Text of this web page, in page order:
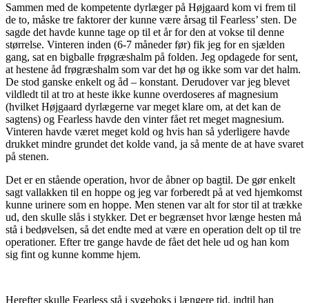
Sammen med de kompetente dyrlæger på Højgaard kom vi frem til
de to, måske tre faktorer der kunne være årsag til Fearless’ sten. De
sagde det havde kunne tage op til et år for den at vokse til denne
størrelse. Vinteren inden (6-7 måneder før) fik jeg for en sjælden
gang, sat en bigballe frøgræshalm på folden. Jeg opdagede for sent,
at hestene åd frøgræshalm som var det hø og ikke som var det halm.
De stod ganske enkelt og åd – konstant. Derudover var jeg blevet
vildledt til at tro at heste ikke kunne overdoseres af magnesium
(hvilket Højgaard dyrlægerne var meget klare om, at det kan de
sagtens) og Fearless havde den vinter fået ret meget magnesium.
Vinteren havde været meget kold og hvis han så yderligere havde
drukket mindre grundet det kolde vand, ja så mente de at have svaret
på stenen.
Det er en stående operation, hvor de åbner op bagtil. De gør enkelt
sagt vallakken til en hoppe og jeg var forberedt på at ved hjemkomst
kunne urinere som en hoppe. Men stenen var alt for stor til at trække
ud, den skulle slås i stykker. Det er begrænset hvor længe hesten må
stå i bedøvelsen, så det endte med at være en operation delt op til tre
operationer. Efter tre gange havde de fået det hele ud og han kom
sig fint og kunne komme hjem.
Herefter skulle Fearless stå i sygeboks i længere tid, indtil han